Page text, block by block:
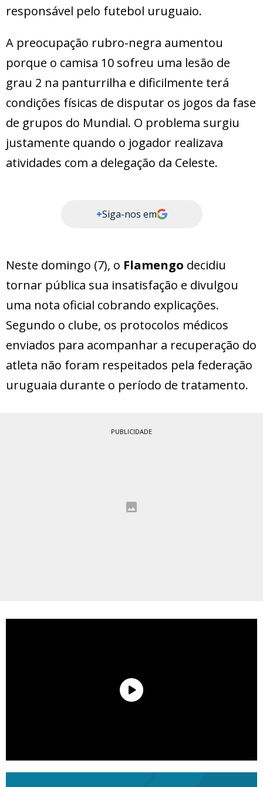
responsável pelo futebol uruguaio.
A preocupação rubro-negra aumentou
porque o camisa 10 sofreu uma lesão de
grau 2 na panturrilha e dificilmente terá
condições físicas de disputar os jogos da fase
de grupos do Mundial. O problema surgiu
justamente quando o jogador realizava
atividades com a delegação da Celeste.
+Siga-nos em
Neste domingo (7), o Flamengo decidiu
tornar pública sua insatisfação e divulgou
uma nota oficial cobrando explicações.
Segundo o clube, os protocolos médicos
enviados para acompanhar a recuperação do
atleta não foram respeitados pela federação
uruguaia durante o período de tratamento.
PUBLICIDADE